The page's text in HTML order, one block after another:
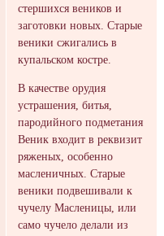
стершихся веников и
заготовки новых. Старые
веники сжигались в
купальском костре.
В качестве орудия
устрашения, битья,
пародийного подметания
Веник входит в реквизит
ряженых, особенно
масленичных. Старые
веники подвешивали к
чучелу Масленицы, или
само чучело делали из